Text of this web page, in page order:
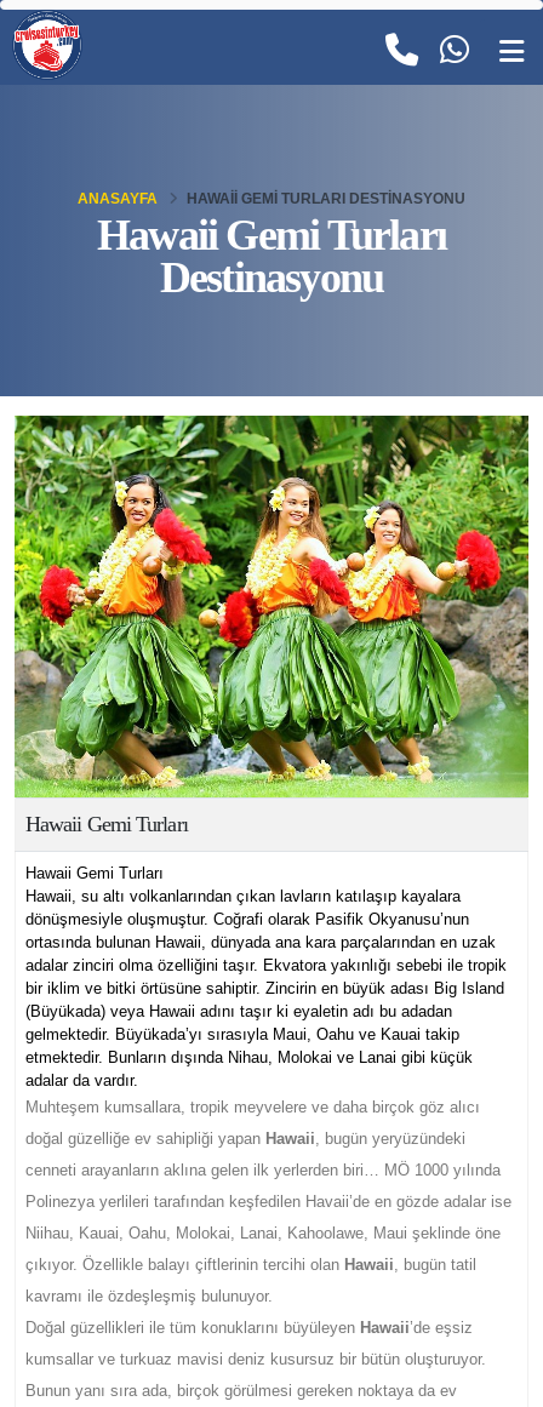
Hawaii Gemi Turları
Destinasyonu
ANASAYFA HAWAII GEMI TURLARI DESTINASYONU
Hawaii Gemi Turları
Hawaii Gemi Turları
Hawaii, su altı volkanlarından çıkan lavların katılaşıp kayalara
dönüşmesiyle oluşmuştur. Coğrafi olarak Pasifik Okyanusu’nun
ortasında bulunan Hawaii, dünyada ana kara parçalarından en uzak
adalar zinciri olma özelliğini taşır. Ekvatora yakınlığı sebebi ile tropik
bir iklim ve bitki örtüsüne sahiptir. Zincirin en büyük adası Big Island
(Büyükada) veya Hawaii adını taşır ki eyaletin adı bu adadan
gelmektedir. Büyükada’yı sırasıyla Maui, Oahu ve Kauai takip
etmektedir. Bunların dışında Nihau, Molokai ve Lanai gibi küçük
adalar da vardır.
Muhteşem kumsallara, tropik meyvelere ve daha birçok göz alıcı
doğal güzelliğe ev sahipliği yapan Hawaii, bugün yeryüzündeki
cenneti arayanların aklına gelen ilk yerlerden biri… MÖ 1000 yılında
Polinezya yerlileri tarafından keşfedilen Havaii’de en gözde adalar ise
Niihau, Kauai, Oahu, Molokai, Lanai, Kahoolawe, Maui şeklinde öne
çıkıyor. Özellikle balayı çiftlerinin tercihi olan Hawaii, bugün tatil
kavramı ile özdeşleşmiş bulunuyor.
Doğal güzellikleri ile tüm konuklarını büyüleyen Hawaii’de eşsiz
kumsallar ve turkuaz mavisi deniz kusursuz bir bütün oluşturuyor.
Bunun yanı sıra ada, birçok görülmesi gereken noktaya da ev